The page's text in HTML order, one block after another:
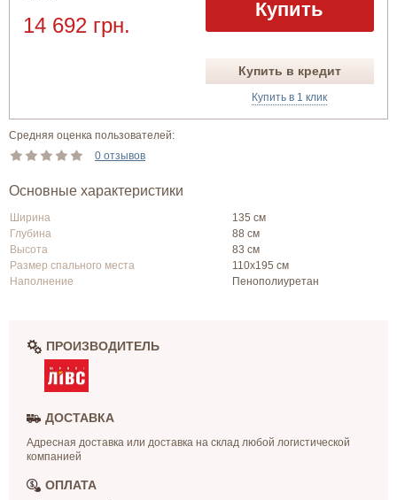
14 692 грн.
Купить
Купить в кредит
Купить в 1 клик
Средняя оценка пользователей:
0 отзывов
Основные характеристики
Ширина
135 см
Глубина
88 см
Высота
83 см
Размер спального места
110х195 см
Наполнение
Пенополиуретан
ПРОИЗВОДИТЕЛЬ
ДОСТАВКА
Адресная доставка или доставка на склад любой логистической
компанией
ОПЛАТА